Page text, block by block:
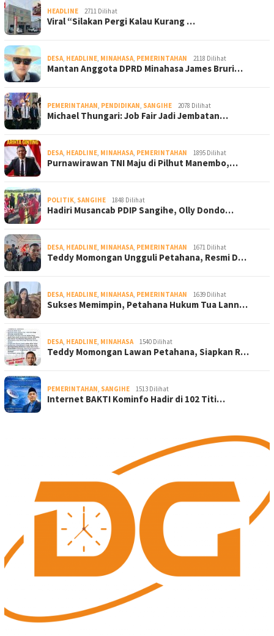
HEADLINE 2711 Dilihat
Viral “Silakan Pergi Kalau Kurang …
DESA HEADLINE MINAHASA PEMERINTAHAN 2118 Dilihat
Mantan Anggota DPRD Minahasa James Bruri…
PEMERINTAHAN PENDIDIKAN SANGIHE 2078 Dilihat
Michael Thungari: Job Fair Jadi Jembatan…
DESA HEADLINE MINAHASA PEMERINTAHAN 1895 Dilihat
Purnawirawan TNI Maju di Pilhut Manembo,…
POLITIK SANGIHE 1848 Dilihat
Hadiri Musancab PDIP Sangihe, Olly Dondo…
DESA HEADLINE MINAHASA PEMERINTAHAN 1671 Dilihat
Teddy Momongan Ungguli Petahana, Resmi D…
DESA HEADLINE MINAHASA PEMERINTAHAN 1639 Dilihat
Sukses Memimpin, Petahana Hukum Tua Lann…
DESA HEADLINE MINAHASA 1540 Dilihat
Teddy Momongan Lawan Petahana, Siapkan R…
PEMERINTAHAN SANGIHE 1513 Dilihat
Internet BAKTI Kominfo Hadir di 102 Titi…